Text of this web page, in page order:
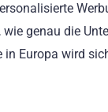
genau die
Europa wird